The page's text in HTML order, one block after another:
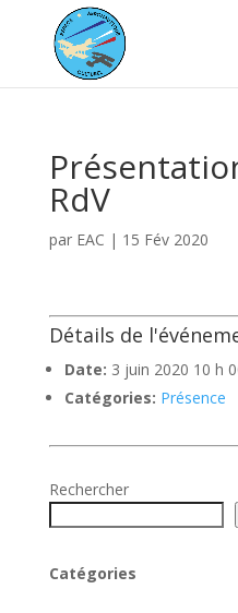
RdV
par EAC | 15 Fév 2020
Détails de
Date: 3 juin 2020 10 h
Catégories: Présence
Rechercher
Catégories